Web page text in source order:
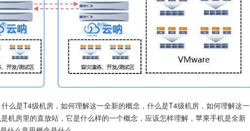
么是T4级机房，如何理解这一全新的概念，什么是T4级机房，如何理解这一
机房里的直放站，它是什么样的一个概念，应该怎样理解，苹果手机是全新